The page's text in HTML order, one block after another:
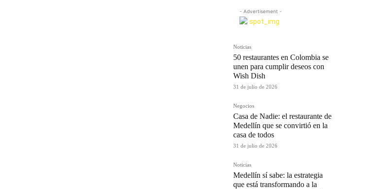
- Advertisement -
Noticias
50 restaurantes en Colombia se
unen para cumplir deseos con
Wish Dish
31 de julio de 2026
Negocios
Casa de Nadie: el restaurante de
Medellín que se convirtió en la
casa de todos
31 de julio de 2026
Noticias
Medellín sí sabe: la estrategia
que está transformando a la